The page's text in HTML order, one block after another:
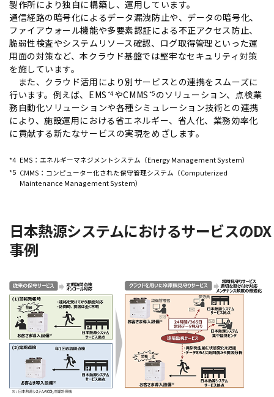
製作所により独自に構築し、運用しています。
通信経路の暗号化によるデータ漏洩防止や、データの暗号化、
ファイアウォール機能や多要素認証による不正アクセス防止、
脆弱性検査やシステムリソース確認、ログ取得管理といった運
用面の対策など、本クラウド基盤では堅牢なセキュリティ対策
を施しています。
また、クラウド活用により別サービスとの連携をスムーズに
行います。例えば、EMS *4 CMMS *5 のソリューション、点検業
務自動化ソリューションや各種シミュレーション技術との連携
により、施設運用における省エネルギー、省人化、業務効率化
に貢献する新たなサービスの実現をめざします。
*4 EMS：エネルギーマネジメントシステム（Energy Management System）
*5 CMMS：コンピューター化された保守管理システム（Computerized
Maintenance Management System）
日本熱源システムにおけるサービスのDX
事例